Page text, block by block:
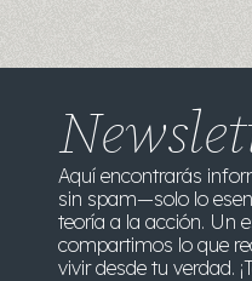
Aquí encontrarás
sin spam—solo lo
teoría a la acción. Un
compartimos lo que
vivir desde tu verdad.